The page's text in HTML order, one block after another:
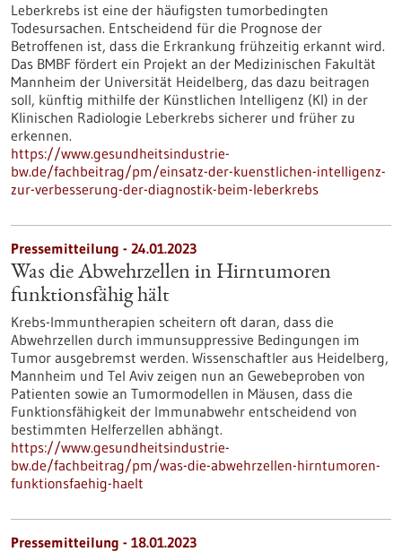
Leberkrebs ist eine der häufigsten tumorbedingten
Todesursachen. Entscheidend für die Prognose der
Betroffenen ist, dass die Erkrankung frühzeitig erkannt wird.
Das BMBF fördert ein Projekt an der Medizinischen Fakultät
Mannheim der Universität Heidelberg, das dazu beitragen
soll, künftig mithilfe der Künstlichen Intelligenz (KI) in der
Klinischen Radiologie Leberkrebs sicherer und früher zu
erkennen.
https://www.gesundheitsindustrie-
bw.de/fachbeitrag/pm/einsatz-der-kuenstlichen-intelligenz-
zur-verbesserung-der-diagnostik-beim-leberkrebs
Pressemitteilung - 24.01.2023
Was die Abwehrzellen in Hirntumoren
funktionsfähig hält
Krebs-Immuntherapien scheitern oft daran, dass die
Abwehrzellen durch immunsuppressive Bedingungen im
Tumor ausgebremst werden. Wissenschaftler aus Heidelberg,
Mannheim und Tel Aviv zeigen nun an Gewebeproben von
Patienten sowie an Tumormodellen in Mäusen, dass die
Funktionsfähigkeit der Immunabwehr entscheidend von
bestimmten Helferzellen abhängt.
https://www.gesundheitsindustrie-
bw.de/fachbeitrag/pm/was-die-abwehrzellen-hirntumoren-
funktionsfaehig-haelt
Pressemitteilung - 18.01.2023